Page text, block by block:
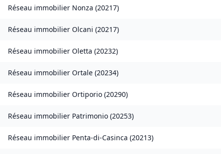
Réseau immobilier Nonza (20217)
Réseau immobilier Olcani (20217)
Réseau immobilier Oletta (20232)
Réseau immobilier Ortale (20234)
Réseau immobilier Ortiporio (20290)
Réseau immobilier Patrimonio (20253)
Réseau immobilier Penta-di-Casinca (20213)